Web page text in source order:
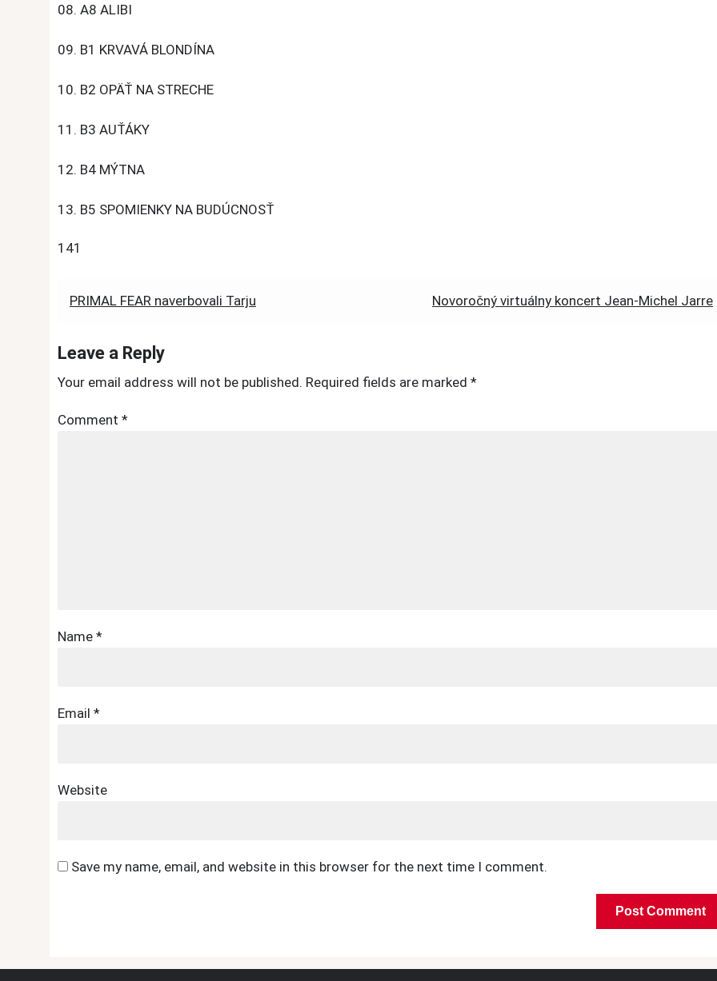
08. A8 ALIBI
09. B1 KRVAVÁ BLONDÍNA
10. B2 OPÄŤ NA STRECHE
11. B3 AUŤÁKY
12. B4 MÝTNA
13. B5 SPOMIENKY NA BUDÚCNOSŤ
141
Post
PRIMAL FEAR naverbovali Tarju Novoročný virtuálny koncert Jean-Michel Jarre
Leave a Reply
Your email address will not be published. Required fields are marked *
Comment *
Name *
Email *
Website
Save my name, email, and website in this browser for the next time I comment.